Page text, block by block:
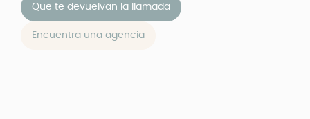
Que te devuelvan la llamada
Encuentra una agencia